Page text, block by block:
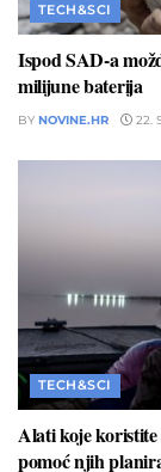
TECH&SCI
Ispod SAD-a
milijune baterija
BY NOVINE.HR 22.
TECH&SCI
Alati koje
pomoć njih